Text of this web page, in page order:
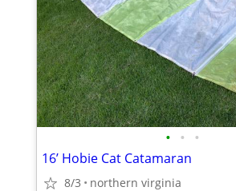
• • •
16’ Hobie Cat Catamaran
8/3 northern virginia